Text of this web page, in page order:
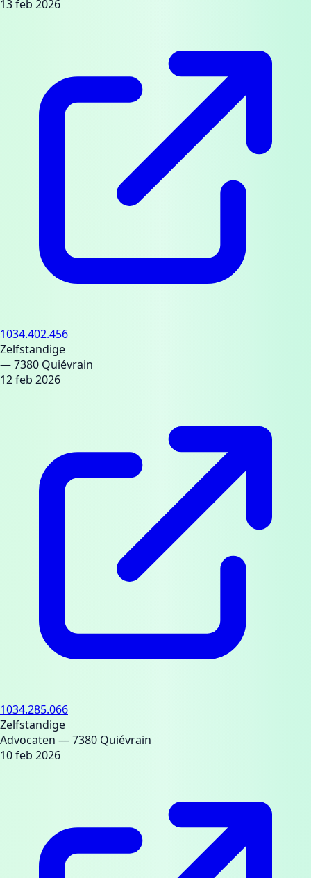
13 feb 2026
1034.402.456
Zelfstandige
— 7380 Quiévrain
12 feb 2026
1034.285.066
Zelfstandige
Advocaten — 7380 Quiévrain
10 feb 2026